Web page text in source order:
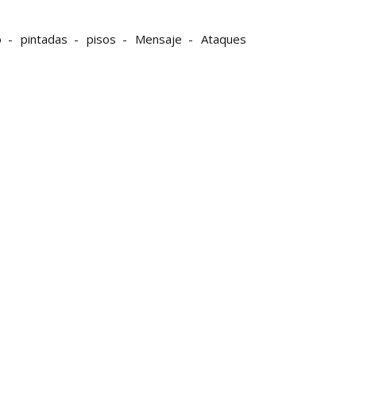
pintadas pisos Mensaje Ataques